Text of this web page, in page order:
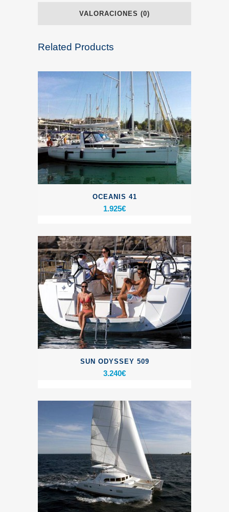
VALORACIONES (0)
Related Products
OCEANIS 41
1.925€
SUN ODYSSEY 509
3.240€